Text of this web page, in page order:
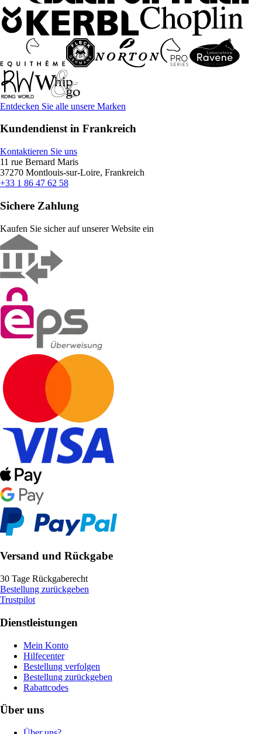
Entdecken Sie alle unsere Marken
Kundendienst in Frankreich
Kontaktieren Sie uns
11 rue Bernard Maris
37270 Montlouis-sur-Loire, Frankreich
+33 1 86 47 62 58
Sichere Zahlung
Kaufen Sie sicher auf unserer Website ein
Versand und Rückgabe
30 Tage Rückgaberecht
Bestellung zurückgeben
Trustpilot
Dienstleistungen
Mein Konto
Hilfecenter
Bestellung verfolgen
Bestellung zurückgeben
Rabattcodes
Über uns